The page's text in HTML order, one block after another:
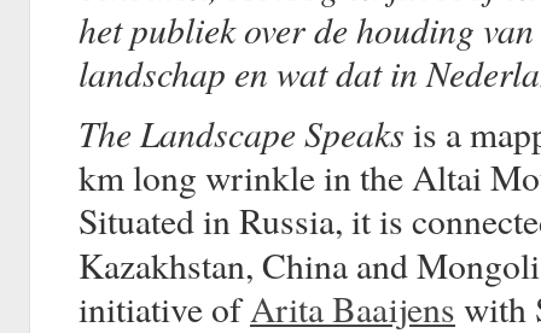
het publiek over de houding
landschap en wat dat in
The Landscape Speaks is a
km long wrinkle in the Altai
Situated in Russia, it is
Kazakhstan, China and
initiative ofArita Baaijens with